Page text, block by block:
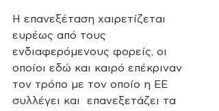
Η επανεξέταση χαιρετίζεται
ευρέως από τους
ενδιαφερόμενους φορείς, οι
οποίοι εδώ και καιρό επέκριναν
τον τρόπο με τον οποίο η ΕΕ
συλλέγει και  επανεξετάζει τα